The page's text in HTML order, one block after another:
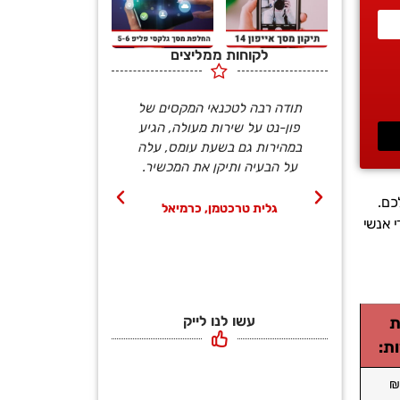
אנשי
לקוחות ממליצים
רכשנו
גם מטען TYPE-C, הטכנאי
שעה
תודה רבה לטכנאי המקסים של
פון-נט על שירות מעולה, הגיע
במהירות גם בשעת עומס, עלה
על הבעיה ותיקן את המכשיר.
גלית טרכטמן, כרמיאל
עשו לנו לייק